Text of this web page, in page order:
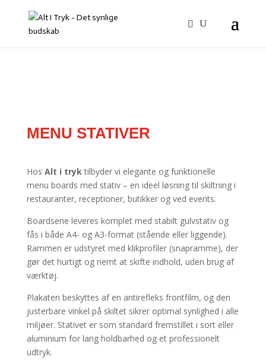
MENU STATIVER
Hos Alt i tryktilbyder vi elegante og funktionelle
menu boards med stativ – en ideel løsning til skiltning i
restauranter, receptioner, butikker og ved events.
Boardsene leveres komplet med stabilt gulvstativ og
fås i både A4- og A3-format (stående eller liggende).
Rammen er udstyret med klikprofiler (snapramme), der
gør det hurtigt og nemt at skifte indhold, uden brug af
værktøj.
Plakaten beskyttes af en antirefleks frontfilm, og den
justerbare vinkel på skiltet sikrer optimal synlighed i alle
miljøer. Stativet er som standard fremstillet i sort eller
aluminium for lang holdbarhed og et professionelt
udtryk.